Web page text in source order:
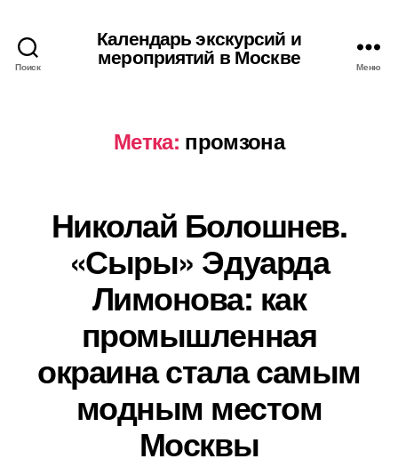
Поиск
Календарь экскурсий и
мероприятий в Москве Меню
Метка: промзона
Николай Болошнев.
«Сыры» Эдуарда
Лимонова: как
промышленная
окраина стала самым
модным местом
Москвы